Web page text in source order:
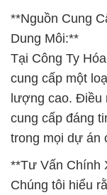
**Nguồn Cung
Dung Môi:**
Tại Công Ty
cung cấp một
lượng cao. Điều
cung cấp đáng
trong mọi dự án
**Tư Vấn Chính
Chúng tôi hiểu